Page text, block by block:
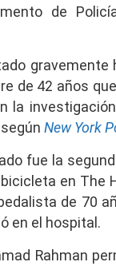
de
de 42 años
la
New York
fue la
en The
de 70
en el hospital.
Rahman